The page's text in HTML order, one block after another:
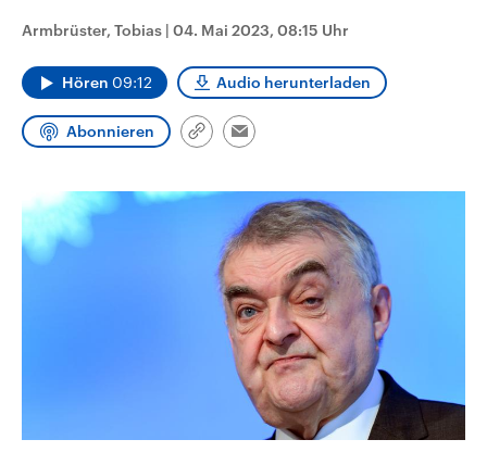
und Hintergründe zu den Parteien
und Kandidaten der anstehenden
Audio-Archiv
Armbrüster, Tobias | 04. Mai 2023, 08:15 Uhr
Hören 09:12 Audio herunterladen
Abonnieren
Link
Email